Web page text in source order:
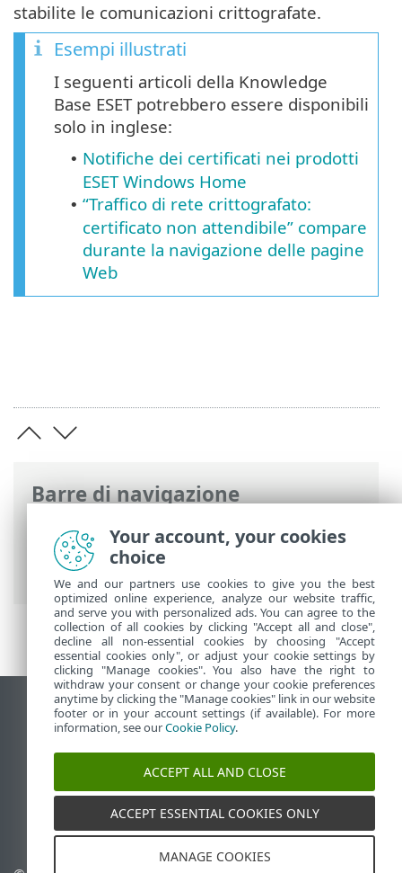
Barre di navigazione
Guida online ESET>ESET Security
Ultimate
>Configurazione avanzata
Protezioni
> SSL/TLS
stabilite le comunicazioni crittografate.
Esempi illustrati
I seguenti articoli della Knowledge
Base ESET potrebbero essere disponibili
solo in inglese:
• Notifiche dei certificati nei prodotti
ESET Windows Home
• “Traffico di rete crittografato:
certificato non attendibile” compare
durante la navigazione delle pagine
Web
Visualizza sito desktop
End of Life
ESET Knowledge Base
ESET Status Portal
Supporto regionale
Your account, your cookies
choice
We and our partners use cookies to give you the best
optimized online experience, analyze our website traffic,
and serve you with personalized ads. You can agree to the
collection of all cookies by clicking "Accept all and close",
decline all non-essential cookies by choosing "Accept
essential cookies only", or adjust your cookie settings by
clicking "Manage cookies". You also have the right to
withdraw your consent or change your cookie preferences
anytime by clicking the "Manage cookies" link in our website
footer or in your account settings (if available). For more
information, see ourCookie Policy.
ACCEPT ALL AND CLOSE
ACCEPT ESSENTIAL COOKIES ONLY
MANAGE COOKIES